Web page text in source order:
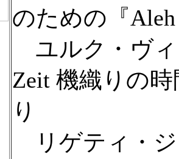
のための『
ユルク・ヴィ
Zeit 機織りの時
り
リゲティ・ジ